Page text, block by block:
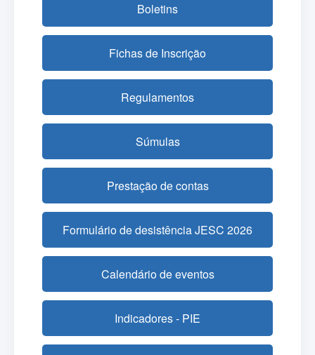
Boletins
Fichas de Inscrição
Regulamentos
Súmulas
Prestação de contas
Formulário de desistência JESC 2026
Calendário de eventos
Indicadores - PIE